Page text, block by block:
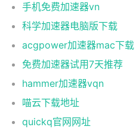
手机免费加速器vn
科学加速器电脑版下载
acgpower加速器mac下载
免费加速器试用7天推荐
hammer加速器vqn
喵云下载地址
quickq官网网址